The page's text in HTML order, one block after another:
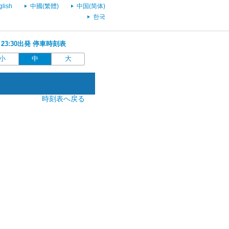
中國(繁體)
中国(简体)
한국
出発 停車時刻表
中 大
時刻表へ戻る